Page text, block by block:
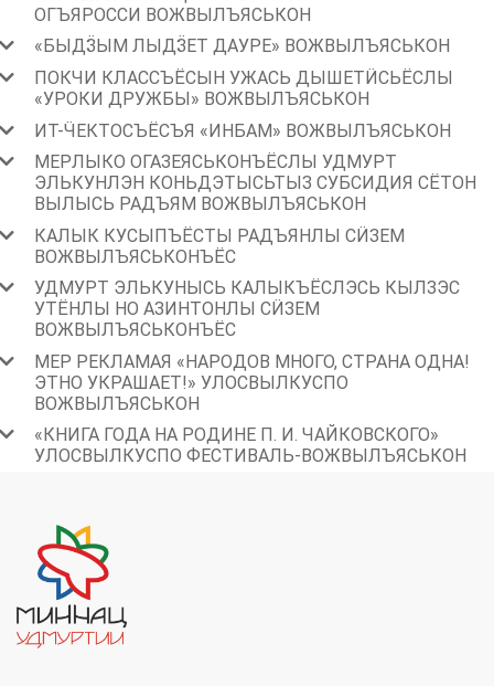
ОГЪЯРОССИ ВОЖВЫЛЪЯСЬКОН
«БЫДӞЫМ ЛЫДӞЕТ ДАУРЕ» ВОЖВЫЛЪЯСЬКОН
ПОКЧИ КЛАССЪЁСЫН УЖАСЬ ДЫШЕТӤСЬЁСЛЫ
«УРОКИ ДРУЖБЫ» ВОЖВЫЛЪЯСЬКОН
ИТ-ӴЕКТОСЪЁСЪЯ «ИНБАМ» ВОЖВЫЛЪЯСЬКОН
МЕРЛЫКО ОГАЗЕЯСЬКОНЪЁСЛЫ УДМУРТ
ЭЛЬКУНЛЭН КОНЬДЭТЫСЬТЫЗ СУБСИДИЯ СЁТОН
ВЫЛЫСЬ РАДЪЯМ ВОЖВЫЛЪЯСЬКОН
КАЛЫК КУСЫПЪЁСТЫ РАДЪЯНЛЫ СӤЗЕМ
ВОЖВЫЛЪЯСЬКОНЪЁС
УДМУРТ ЭЛЬКУНЫСЬ КАЛЫКЪЁСЛЭСЬ КЫЛЗЭС
УТЁНЛЫ НО АЗИНТОНЛЫ СӤЗЕМ
ВОЖВЫЛЪЯСЬКОНЪЁС
МЕР РЕКЛАМАЯ «НАРОДОВ МНОГО, СТРАНА ОДНА!
ЭТНО УКРАШАЕТ!» УЛОСВЫЛКУСПО
ВОЖВЫЛЪЯСЬКОН
«КНИГА ГОДА НА РОДИНЕ П. И. ЧАЙКОВСКОГО»
УЛОСВЫЛКУСПО ФЕСТИВАЛЬ-ВОЖВЫЛЪЯСЬКОН